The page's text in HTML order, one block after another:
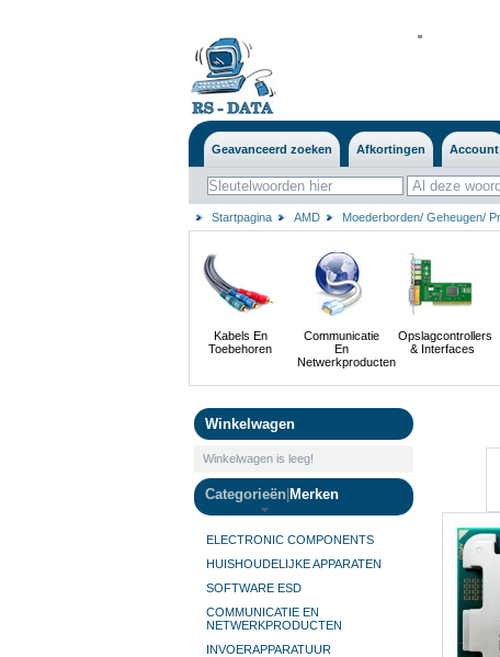
''
Geavanceerd zoeken Afkortingen Account
Startpagina AMD Moederborden/ Geheugen/
Kabels En
Toebehoren
Communicatie
En
Netwerkproducten
Opslagcontrollers
& Interfaces
Winkelwagen
Winkelwagen is leeg!
Categorieën Merken
ELECTRONIC COMPONENTS
HUISHOUDELIJKE APPARATEN
SOFTWARE ESD
COMMUNICATIE EN
NETWERKPRODUCTEN
INVOERAPPARATUUR